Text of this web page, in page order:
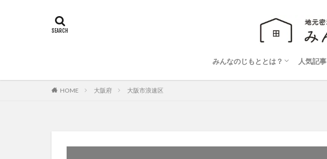
みんなのじもととは？
運営会社
プライバシーポリシー
人気記事
HOME 大阪府 大阪市浪速区